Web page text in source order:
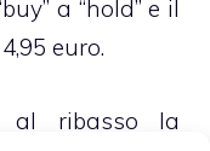
a “hold” e il
euro.
al ribasso la